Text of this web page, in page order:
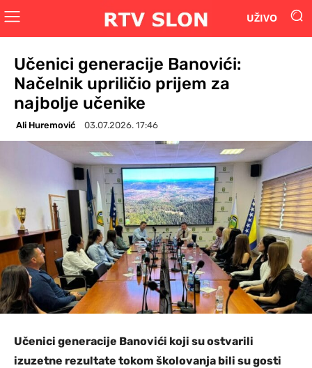
UŽIVO
Učenici generacije Banovići:
Načelnik upriličio prijem za
najbolje učenike
Ali Huremović 03.07.2026. 17:46
Učenici generacije Banovići koji su ostvarili
izuzetne rezultate tokom školovanja bili su gosti